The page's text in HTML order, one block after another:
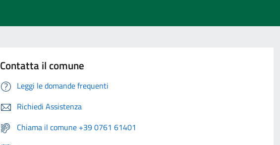
Contatta il comune
Leggi le domande frequenti
Richiedi Assistenza
Chiama il comune +39 0761 61401